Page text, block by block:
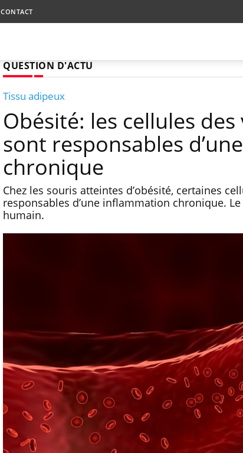
CONTACT
QUESTION D'ACTU
Tissu adipeux
Obésité: les cellules
sont responsables
chronique
Chez les souris atteintes d’obésité, certaines
responsables d’une inflammation chronique.
humain.